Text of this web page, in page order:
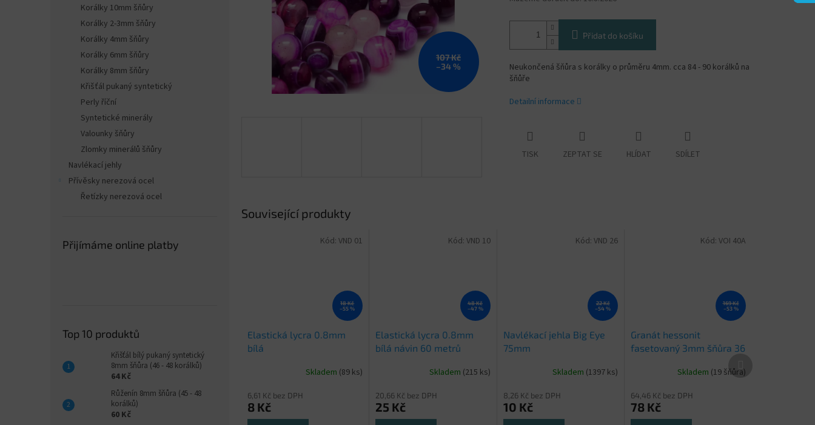
Korálky 10mm šňůry
Korálky 2-3mm šňůry
Korálky 4mm šňůry
Korálky 6mm šňůry
Korálky 8mm šňůry
Křišťál pukaný syntetický
Perly říční
Syntetické minerály
Valounky šňůry
Zlomky minerálů šňůry
Navlékací jehly
Přívěsky nerezová ocel
Řetízky nerezová ocel
Přijímáme online platby
Top 10 produktů
Křišťál bílý pukaný syntetický
8mm šňůra (46 - 48 korálků)
64 Kč
Růženín 8mm šňůra (45 - 48
korálků)
60 Kč
107 Kč
–34 %
Přidat do košíku
Neukončená šňůra s korálky o průměru 4mm. cca 84 - 90 korálků na
šňůře
Detailní informace
TISK ZEPTAT SE HLÍDAT SDÍLET
Související produkty
18 Kč
–55 %
Elastická lycra 0.8mm
bílá
Skladem (89 ks)
6,61 Kč bez DPH
8 Kč
Kód: VND 01
48 Kč
–47 %
Elastická lycra 0.8mm
bílá návin 60 metrů
Skladem (215 ks)
20,66 Kč bez DPH
25 Kč
Kód: VND 10
22 Kč
–54 %
Navlékací jehla Big Eye
75mm
Skladem (1397 ks)
8,26 Kč bez DPH
10 Kč
Kód:VND 26
169 Kč
–53 %
Granát hessonit
fasetovaný 3mm šňůra 36
Skladem (19 šňůra)
64,46 Kč bez DPH
78 Kč
Kód: VOI 40A
produkt